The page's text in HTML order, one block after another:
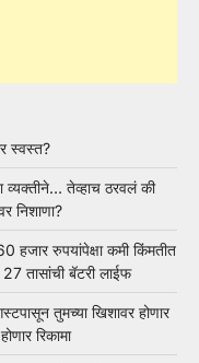
स्वस्त?
व्यक्तीने… तेव्हाच ठरवलं की
निशाणा?
रुपयांपेक्षा कमी किंमतीत
तासांची बॅटरी लाईफ
तुमच्या खिशावर होणार
रिकामा